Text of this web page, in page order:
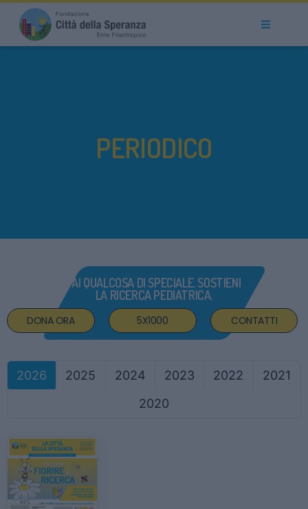
PERIODICO
FAI QUALCOSA DI SPECIALE. SOSTIENI
LA RICERCA PEDIATRICA.
DONA ORA 5X1000 CONTATTI
2026 2025 2024 2023 2022
2021
2020